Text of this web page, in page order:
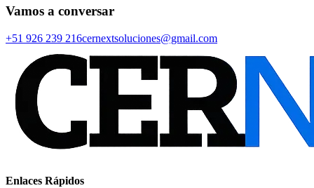
Vamos a conversar
+51 926 239 216cernextsoluciones@gmail.com
Enlaces Rápidos